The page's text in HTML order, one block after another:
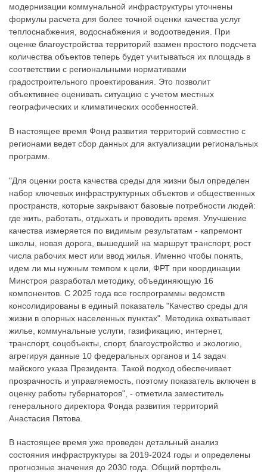
модернизации коммунальной инфраструктуры уточнены
формулы расчета для более точной оценки качества услуг
теплоснабжения, водоснабжения и водоотведения. При
оценке благоустройства территорий взамен простого подсчета
количества объектов теперь будет учитываться их площадь в
соответствии с региональными нормативами
градостроительного проектирования. Это позволит
объективнее оценивать ситуацию с учетом местных
географических и климатических особенностей.
В настоящее время Фонд развития территорий совместно с
регионами ведет сбор данных для актуализации региональных
программ.
"Для оценки роста качества среды для жизни был определен
набор ключевых инфраструктурных объектов и общественных
пространств, которые закрывают базовые потребности людей:
где жить, работать, отдыхать и проводить время. Улучшение
качества измеряется по видимым результатам - капремонт
школы, новая дорога, вышедший на маршрут транспорт, рост
числа рабочих мест или ввод жилья. Именно чтобы понять,
идем ли мы нужным темпом к цели, ФРТ при координации
Минстроя разработал методику, объединяющую 16
компонентов. С 2025 года все госпрограммы ведомств
консолидированы в единый показатель "Качество среды для
жизни в опорных населенных пунктах". Методика охватывает
жилье, коммунальные услуги, газификацию, интернет,
транспорт, соцобъекты, спорт, благоустройство и экологию,
агрегируя данные 10 федеральных органов и 14 задач
майского указа Президента. Такой подход обеспечивает
прозрачность и управляемость, поэтому показатель включен в
оценку работы губернаторов", - отметила заместитель
генерального директора Фонда развития территорий
Анастасия Пятова.
В настоящее время уже проведен детальный анализ
состояния инфраструктуры за 2019-2024 годы и определены
прогнозные значения до 2030 года. Общий портфель